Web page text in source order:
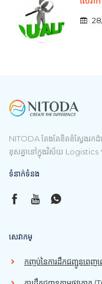
NITODA តែងតែខិតខំស្វែងរ
ខុសគ្នានៅក្នុងវិស័យ Logistics
ទំនាក់ទំនង
សេវាកម្
កញ្ចប់នៃការដឹកជញ្ជូនពេ